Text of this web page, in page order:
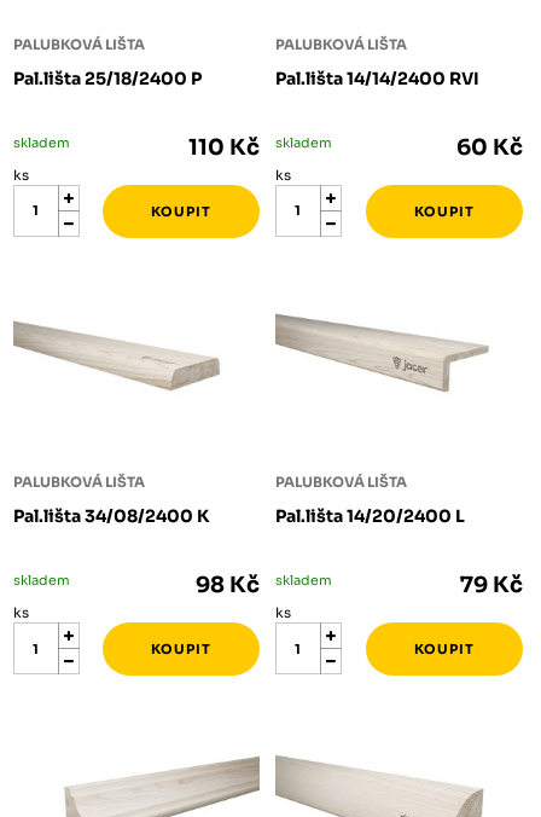
PALUBKOVÁ LIŠTA
Pal.lišta 25/18/2400 P
skladem 110 Kč
ks
PALUBKOVÁ LIŠTA
Pal.lišta 14/14/2400 RVI
skladem 60 Kč
ks
PALUBKOVÁ LIŠTA
Pal.lišta 34/08/2400 K
skladem 98 Kč
ks
PALUBKOVÁ LIŠTA
Pal.lišta 14/20/2400 L
skladem 79 Kč
ks